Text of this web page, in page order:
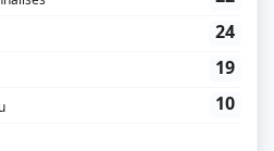
festivaliers pour leur premier
La Sécurité, We Are Wolves,